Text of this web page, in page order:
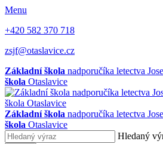
Menu
+420 582 370 718
zsjf@otaslavice.cz
Základní škola nadporučíka letectva
škola Otaslavice
Základní škola nadporučíka letectva
škola Otaslavice
Hledaný